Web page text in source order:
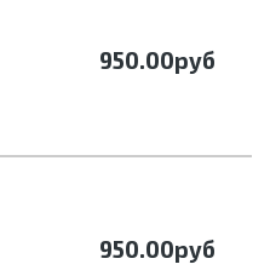
950.00руб
950.00руб